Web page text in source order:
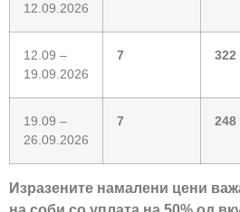
12.09.2026
12.09 –
19.09.2026
7 322
19.09 –
26.09.2026
7 248
Изразените намалени цени